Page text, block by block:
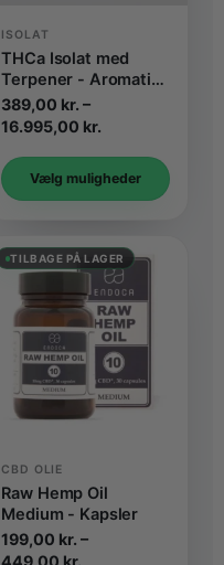
ISOLAT
THCa Isolat med
Terpener - Aromatisk
Isolat
389,00 kr. –
16.995,00 kr.
til
16.995,00 kr.
Vælg muligheder
TILBAGE PÅ LAGER
CBD OLIE
Raw Hemp Oil
Medium - Kapsler
199,00 kr. –